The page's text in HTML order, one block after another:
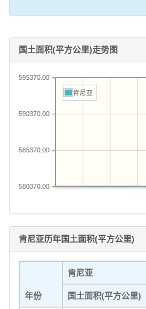
国土面积(平方公里)走势图
580370.00
585370.00
590370.00
595370.00
肯尼亚
肯尼亚历年国土面积(平方公里)
年份
肯尼亚
国土面积(平方公里)